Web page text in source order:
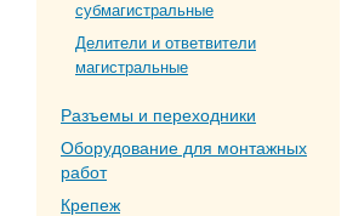
субмагистральные
Делители и ответвители
магистральные
Разъемы и переходники
Оборудование для монтажных
работ
Крепеж